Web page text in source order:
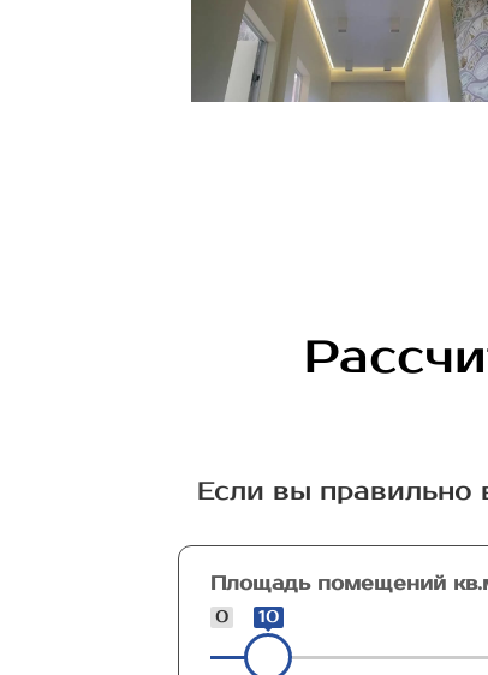
Если вы правильно
Площадь помещений
0 10